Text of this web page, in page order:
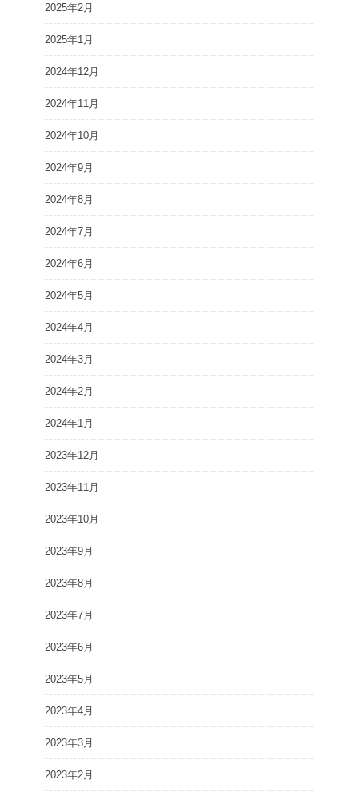
2025年2月
2025年1月
2024年12月
2024年11月
2024年10月
2024年9月
2024年8月
2024年7月
2024年6月
2024年5月
2024年4月
2024年3月
2024年2月
2024年1月
2023年12月
2023年11月
2023年10月
2023年9月
2023年8月
2023年7月
2023年6月
2023年5月
2023年4月
2023年3月
2023年2月